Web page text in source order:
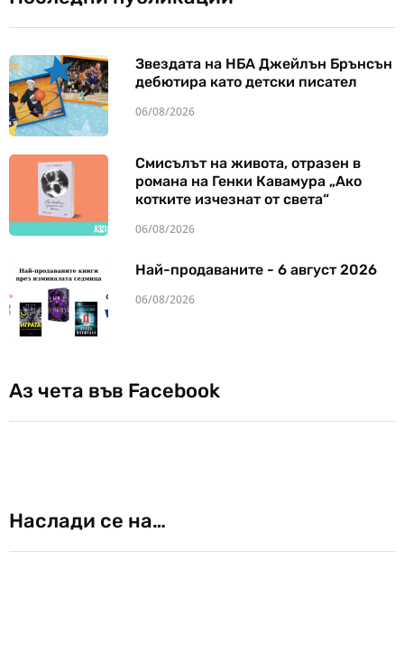
Звездата на НБА Джейлън Брънсън
дебютира като детски писател
06/08/2026
Смисълът на живота, отразен в
романа на Генки Кавамура „Ако
котките изчезнат от света“
06/08/2026
Най-продаваните - 6 август 2026
06/08/2026
Аз чета във Facebook
Наслади се на…